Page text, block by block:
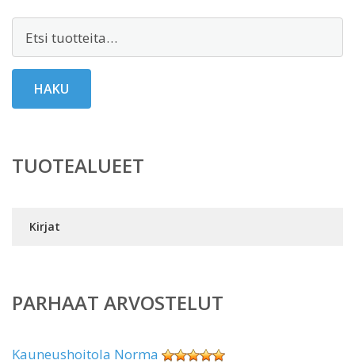
HAKU
TUOTEALUEET
Kirjat
PARHAAT ARVOSTELUT
Kauneushoitola Norma